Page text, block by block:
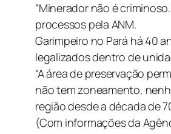
“Minerador não é
processos pela ANM.
Garimpeiro no Pará há 40
legalizados dentro de
“A área de preservação
não tem zoneamento,
região desde a década de
(Com informações da